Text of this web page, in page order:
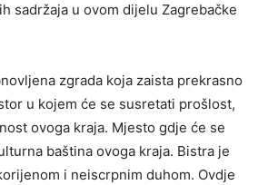
sadržaja u ovom dijelu Zagrebačke
zgrada koja zaista prekrasno
u kojem će se susretati prošlost,
ovoga kraja. Mjesto gdje će se
baština ovoga kraja. Bistra je
i neiscrpnim duhom. Ovdje